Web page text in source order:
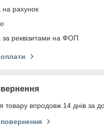
рахунок
реквізитами на ФОП
товару впродовж 14 днів за